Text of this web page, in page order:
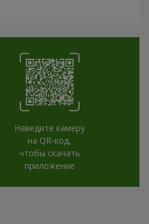
Наведите камеру
на QR-код,
чтобы скачать
приложение